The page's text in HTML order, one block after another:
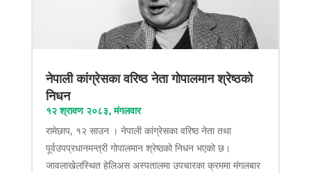
नेपाली कांग्रेसका वरिष्ठ नेता गोपालमान श्रेष्ठको
निधन
१२ श्रावण २०८३, मंगलवार
रामेछाप, १२ साउन । नेपाली कांग्रेसका वरिष्ठ नेता तथा
पूर्वउपप्रधानमन्त्री गोपालमान श्रेष्ठको निधन भएको छ।
जावलाखेलस्थित हेलिअस अस्पतालमा उपचारका क्रममा मंगलबार